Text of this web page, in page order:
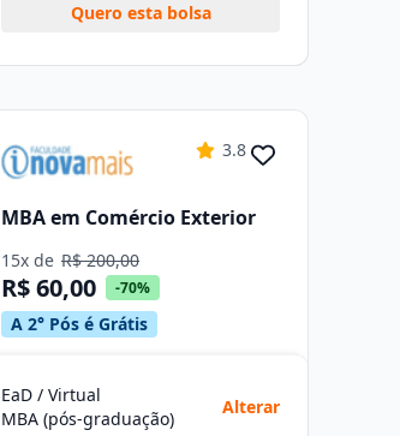
Quero esta bolsa
3.8
MBA em Comércio Exterior
15x de R$ 200,00
R$ 60,00 -70%
A 2° Pós é Grátis
EaD / Virtual
MBA (pós-graduação)
Alterar